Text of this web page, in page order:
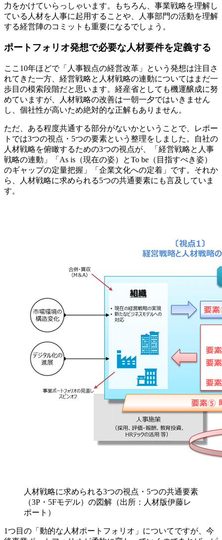
力をかけていらっしゃいます。もちろん、事業戦略を理解し
ている人材を人事に起用することや、人事部門の活動を理解
する経営陣のコミットも重要になるでしょう。
ポートフォリオ発想で必要な人材要件を定義する
ここ10年ほどで「人事観点の経営改革」という発想は注目さ
れてきた一方、経営戦略と人材戦略の連動についてはまだ一
歩目の模索段階だと思います。経産省としても機運醸成に努
めていますが、人材戦略の改善は一朝一夕ではいきません
し、個社性が高いため絶対的な正解もありません。
ただ、ある程度共通する部分がないかということで、レポー
トでは3つの視点・5つの要素という整理をしました。自社の
人材戦略を俯瞰するための3つの視点が、「経営戦略と人事
戦略の連動」「As is（現在の姿）とTo be（目指すべき姿）
のギャップの定量把握」「企業文化への定着」です。それか
ら、人材戦略に求められる5つの共通要素にも言及していま
す。
人材戦略に求められる3つの視点・5つの共通要素
（3P・5Fモデル）の図解（出所：人材版伊藤レ
ポート）
1つ目の「動的な人材ポートフォリオ」についてですが、今